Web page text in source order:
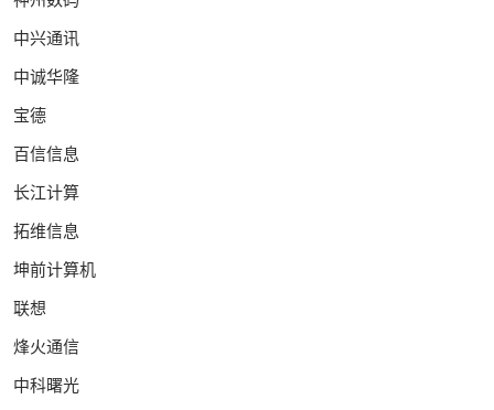
中兴通讯
中诚华隆
宝德
百信信息
长江计算
拓维信息
坤前计算机
联想
烽火通信
中科曙光